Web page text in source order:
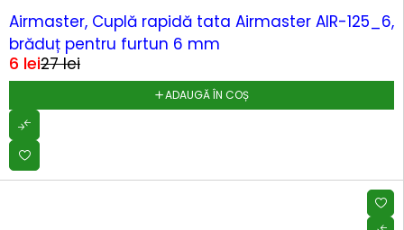
Airmaster, Cuplă rapidă tata Airmaster AIR-125_6,
brăduț pentru furtun 6 mm
27lei
6 lei
ADAUGĂ ÎN COȘ